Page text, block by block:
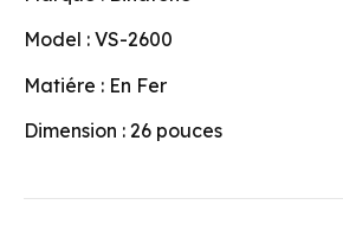
Model : VS-2600
Matiére : En Fer
Dimension : 26 pouces